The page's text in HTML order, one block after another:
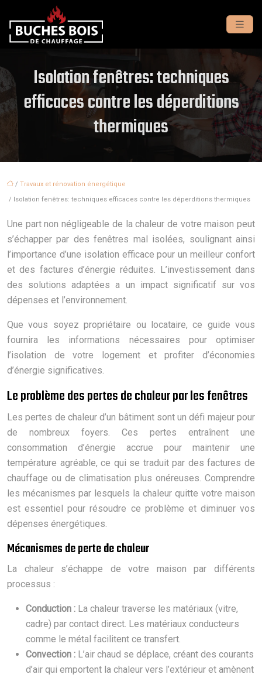
Isolation fenêtres: techniques
efficaces contre les déperditions
thermiques
/ Travaux et rénovation énergétique
/ Isolation fenêtres: techniques efficaces contre les déperditions thermiques
Une part non négligeable de la chaleur de votre maison peut
s’échapper par des fenêtres mal isolées, soulignant ainsi
l’importance d’une isolation efficace pour un meilleur confort
et des factures d’énergie réduites. L’investissement dans
des solutions adaptées a un impact significatif sur vos
dépenses et l’environnement.
Que vous soyez propriétaire ou locataire, ce guide vous
fournira les informations nécessaires pour optimiser
l’isolation de votre logement et profiter d’économies
d’énergie significatives.
Le problème des pertes de chaleur par les fenêtres
Les pertes de chaleur d’un bâtiment sont un défi majeur pour
de nombreux foyers. Ces pertes entraînent une
consommation d’énergie accrue pour maintenir une
température agréable, ce qui se traduit par des factures de
chauffage ou de climatisation plus onéreuses. Comprendre
les mécanismes par lesquels la chaleur quitte votre maison
est essentiel pour résoudre ce problème et diminuer vos
dépenses énergétiques.
Mécanismes de perte de chaleur
La chaleur s’échappe de votre maison par différents
processus :
Conduction : La chaleur traverse les matériaux (vitre,
cadre) par contact direct. Les matériaux conducteurs
comme le métal facilitent ce transfert.
Convection : L’air chaud se déplace, créant des courants
d’air qui emportent la chaleur vers l’extérieur et amènent